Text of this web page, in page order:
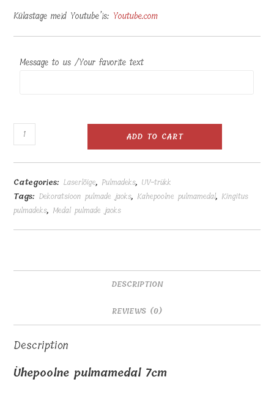
Külastage meid Youtube’is: Youtube.com
Message to us /Your favorite text
Ühepoolne
pulmamedal
7cm
quantity
ADD TO CART
Categories: Laserlõige, Pulmadeks, UV-trükk
Tags: Dekoratsioon pulmade jaoks, Kahepoolne pulmamedal, Kingitus
pulmadeks, Medal pulmade jaoks
DESCRIPTION
REVIEWS (0)
Description
Ühepoolne pulmamedal 7cm